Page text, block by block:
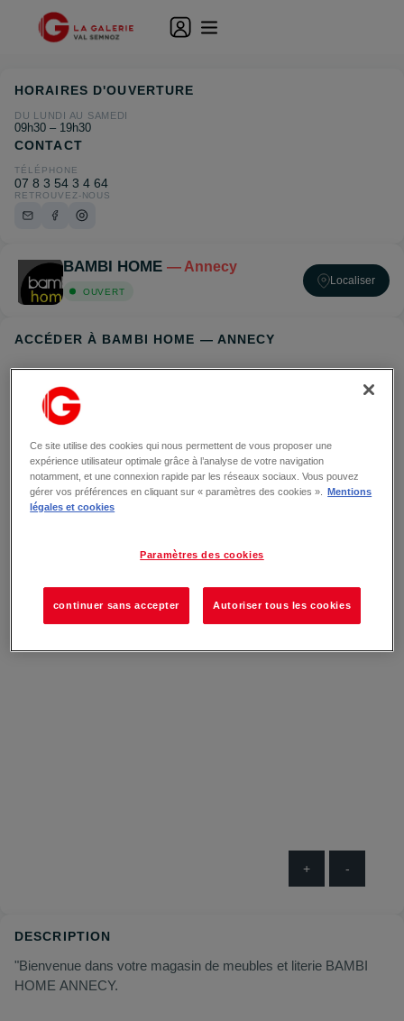
BAMBI HOME — Annecy
OUVERT
Localiser
ACCÉDER À BAMBI HOME — ANNECY
+ -
HORAIRES D'OUVERTURE
DU LUNDI AU SAMEDI
09h30 – 19h30
CONTACT
TÉLÉPHONE
07 8 3 54 3 4 64
RETROUVEZ-NOUS
DESCRIPTION
"Bienvenue dans votre magasin de meubles et literie BAMBI
HOME ANNECY.
Ce site utilise des cookies qui nous permettent de vous proposer une
expérience utilisateur optimale grâce à l’analyse de votre navigation
notamment, et une connexion rapide par les réseaux sociaux. Vous pouvez
gérer vos préférences en cliquant sur « paramètres des cookies ».
Mentions
légales et cookies
Paramètres des cookies
continuer sans accepter Autoriser tous les cookies